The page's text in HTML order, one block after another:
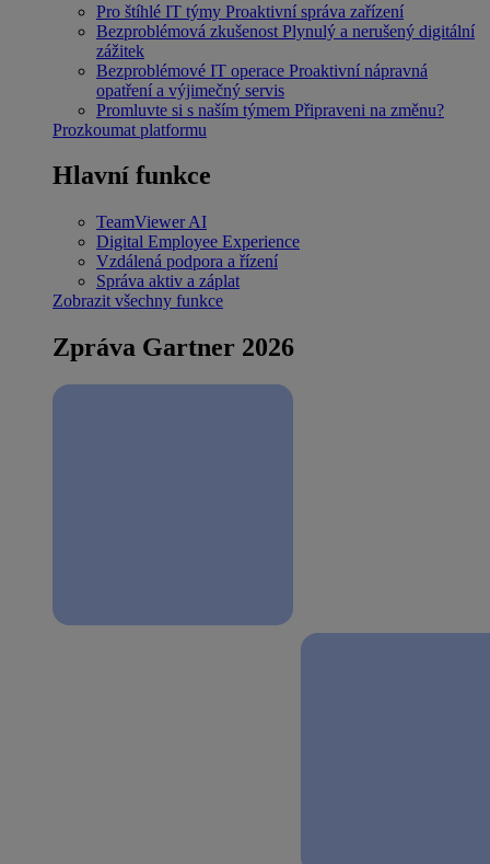
Pro štíhlé IT týmy Proaktivní správa zařízení
Bezproblémová zkušenost Plynulý a nerušený digitální
zážitek
Bezproblémové IT operace Proaktivní nápravná
opatření a výjimečný servis
Promluvte si s naším týmem Připraveni na změnu?
Prozkoumat platformu
Hlavní funkce
TeamViewer AI
Digital Employee Experience
Vzdálená podpora a řízení
Správa aktiv a záplat
Zobrazit všechny funkce
Zpráva Gartner 2026